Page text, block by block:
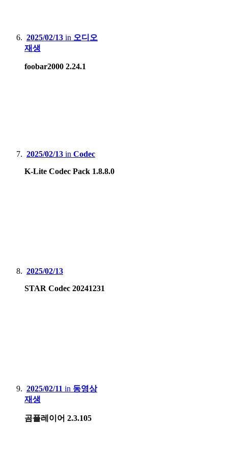
2025/02/13 in 오디오
재생
foobar2000 2.24.1
2025/02/13 in Codec
K-Lite Codec Pack 1.8.8.0
2025/02/13
STAR Codec 20241231
2025/02/11 in 동영상
재생
곰플레이어 2.3.105